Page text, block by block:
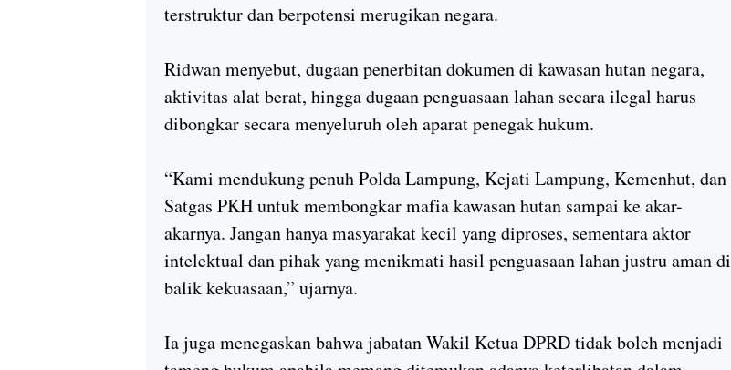
terstruktur dan berpotensi merugikan negara.
Ridwan menyebut, dugaan penerbitan dokumen di kawasan hutan negara,
aktivitas alat berat, hingga dugaan penguasaan lahan secara ilegal harus
dibongkar secara menyeluruh oleh aparat penegak hukum.
“Kami mendukung penuh Polda Lampung, Kejati Lampung, Kemenhut, dan
Satgas PKH untuk membongkar mafia kawasan hutan sampai ke akar-
akarnya. Jangan hanya masyarakat kecil yang diproses, sementara aktor
intelektual dan pihak yang menikmati hasil penguasaan lahan justru aman di
balik kekuasaan,” ujarnya.
Ia juga menegaskan bahwa jabatan Wakil Ketua DPRD tidak boleh menjadi